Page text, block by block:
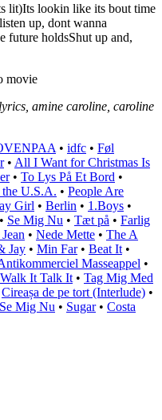
lit)Its lookin like its bout time
up, dont wanna
future holdsShut up and,
movie
amine caroline, caroline
• ​idfc • Føl
• All I Want for Christmas Is
• To Lys På Et Bord •
U.S.A. • People Are
Girl • Berlin • 1.Boys •
• Se Mig Nu • Tæt på • Farlig
• Nede Mette • The A
Jay • Min Far• Beat It •
Masseappel •
Walk It Talk It • Tag Mig Med
Cireașa de pe tort (Interlude) •
Se Mig Nu • Sugar• Costa